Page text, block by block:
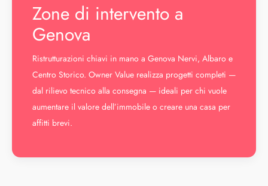
Zone di intervento a
Genova
Ristrutturazioni chiavi in mano a Genova Nervi, Albaro e
Centro Storico. Owner Value realizza progetti completi —
dal rilievo tecnico alla consegna — ideali per chi vuole
aumentare il valore dell’immobile o creare una casa per
affitti brevi.